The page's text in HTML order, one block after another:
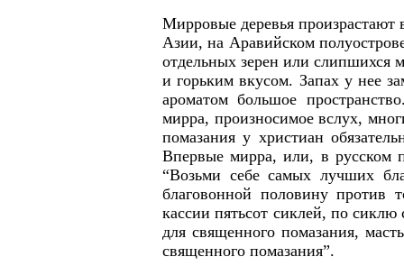
Мирровые деревья произрастают
Азии, на Аравийском
отдельных зерен или слипшихся
и горьким вкусом. Запах у нее
ароматом большое
мирра, произносимое вслух,
помазания у христиан
Впервые мирра, или, в русском
“Возьми себе самых лучших
благовонной половину против
кассии пятьсот сиклей, по
для священного помазания,
священного помазания”.